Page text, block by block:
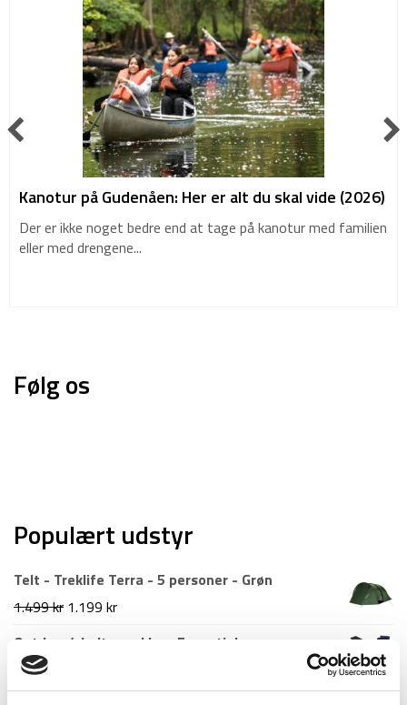
Kanotur på Gudenåen: Her er alt du skal vide (2026)
Der er ikke noget bedre end at tage på kanotur med familien
eller med drengene...
Følg os
Populært udstyr
Telt - Treklife Terra - 5 personer - Grøn
1.499kr Den
oprindelige
var:
1.199 krDen
aktuelle
er:
Outdoor/shelter pakke - Essentials
995kr
oprindelige
aktuelle